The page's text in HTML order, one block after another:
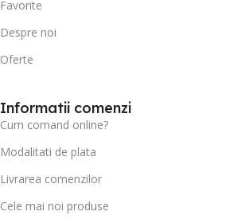
Favorite
Despre noi
Oferte
Informatii comenzi
Cum comand online?
Modalitati de plata
Livrarea comenzilor
Cele mai noi produse